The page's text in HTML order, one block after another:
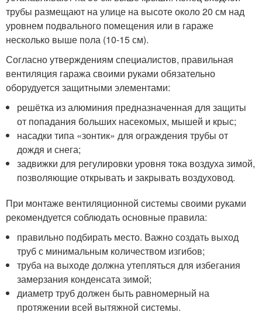
трубы размещают на улице на высоте около 20 см над
уровнем подвального помещения или в гараже
несколько выше пола (10-15 см).
Согласно утверждениям специалистов, правильная
вентиляция гаража своими руками обязательно
оборудуется защитными элементами:
решётка из алюминия предназначенная для защиты
от попадания больших насекомых, мышей и крыс;
насадки типа «зонтик» для ограждения трубы от
дождя и снега;
задвижки для регулировки уровня тока воздуха зимой,
позволяющие открывать и закрывать воздуховод.
При монтаже вентиляционной системы своими руками
рекомендуется соблюдать основные правила:
правильно подбирать место. Важно создать выход
труб с минимальным количеством изгибов;
труба на выходе должна утепляться для избегания
замерзания конденсата зимой;
диаметр труб должен быть равномерный на
протяжении всей вытяжной системы.